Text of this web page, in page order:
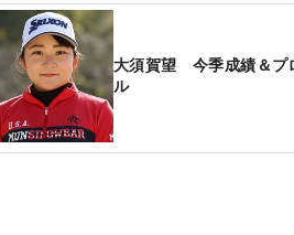
大須賀望 今季成績＆プ
ル